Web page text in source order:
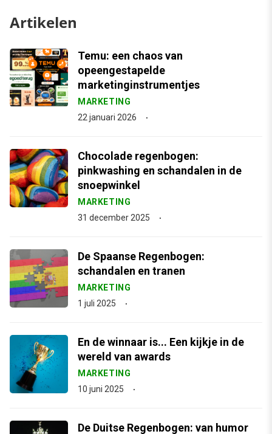
Artikelen
Temu: een chaos van
opeengestapelde
marketinginstrumentjes
MARKETING
22 januari 2026
Chocolade regenbogen:
pinkwashing en schandalen in de
snoepwinkel
MARKETING
31 december 2025
De Spaanse Regenbogen:
schandalen en tranen
MARKETING
1 juli 2025
En de winnaar is... Een kijkje in de
wereld van awards
MARKETING
10 juni 2025
De Duitse Regenbogen: van humor